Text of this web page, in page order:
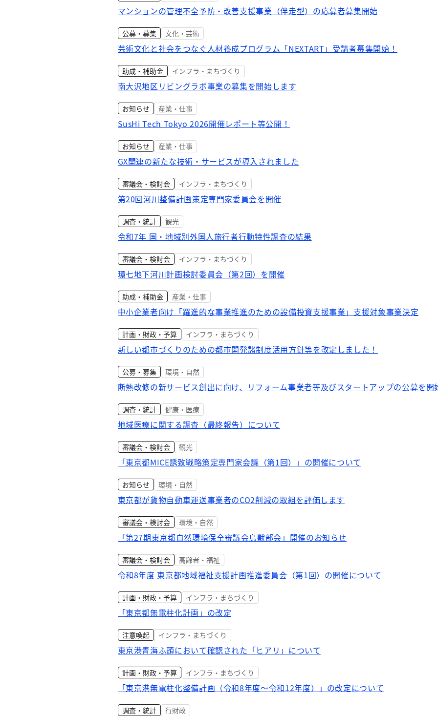
マンションの管理不全予防・改善支援事業（伴走型）の応募者募集開始
公募・募集 文化・芸術
芸術文化と社会をつなぐ人材養成プログラム「NEXTART」受講者募集開始！
助成・補助金 インフラ・まちづくり
南大沢地区リビングラボ事業の募集を開始します
お知らせ 産業・仕事
SusHi Tech Tokyo 2026開催レポート等公開！
お知らせ 産業・仕事
GX関連の新たな技術・サービスが導入されました
審議会・検討会 インフラ・まちづくり
第20回河川整備計画策定専門家委員会を開催
調査・統計 観光
令和7年 国・地域別外国人旅行者行動特性調査の結果
審議会・検討会 インフラ・まちづくり
環七地下河川計画検討委員会（第2回）を開催
助成・補助金 産業・仕事
中小企業者向け「躍進的な事業推進のための設備投資支援事業」支援対象事業決定
計画・財政・予算 インフラ・まちづくり
新しい都市づくりのための都市開発諸制度活用方針等を改定しました！
公募・募集 環境・自然
断熱改修の新サービス創出に向け、リフォーム事業者等及びスタートアップの公募を開
調査・統計 健康・医療
地域医療に関する調査（最終報告）について
審議会・検討会 観光
「東京都MICE誘致戦略策定専門家会議（第1回）」の開催について
お知らせ 環境・自然
東京都が貨物自動車運送事業者のCO2削減の取組を評価します
審議会・検討会 環境・自然
「第27期東京都自然環境保全審議会鳥獣部会」開催のお知らせ
審議会・検討会 高齢者・福祉
令和8年度 東京都地域福祉支援計画推進委員会（第1回）の開催について
計画・財政・予算 インフラ・まちづくり
「東京都無電柱化計画」の改定
注意喚起 インフラ・まちづくり
東京港青海ふ頭において確認された「ヒアリ」について
計画・財政・予算 インフラ・まちづくり
「東京港無電柱化整備計画（令和8年度～令和12年度）」の改定について
調査・統計 行財政